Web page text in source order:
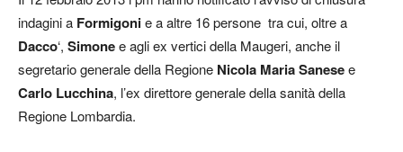
indagini a Formigonie a altre 16 persone tra cui, oltre a
Dacco‘, Simonee agli ex vertici della Maugeri, anche il
segretario generale della Regione Nicola Maria Sanesee
Carlo Lucchina, l’ex direttore generale della sanità della
Regione Lombardia.